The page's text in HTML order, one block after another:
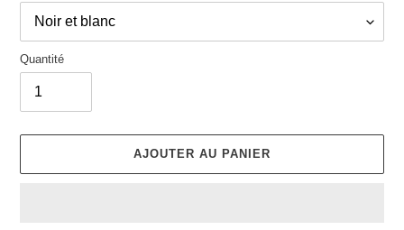
Quantité
AJOUTER AU PANIER